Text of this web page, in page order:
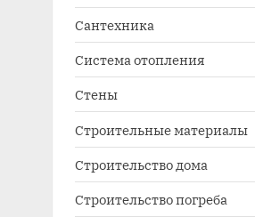
Сантехника
Система отопления
Стены
Строительные материалы
Строительство дома
Строительство погреба